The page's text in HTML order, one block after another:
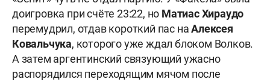
доигровка при счёте 23:22, но Матиас Хираудо
перемудрил, отдав короткий пас наАлексея
Ковальчука, которого уже ждал блоком Волков.
А затем аргентинский связующий ужасно
распорядился переходящим мячом после